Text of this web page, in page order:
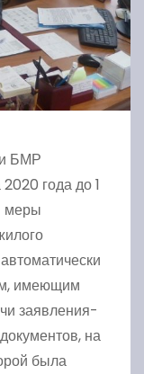
БМР
года до 1
меры
имеющим
заявления-
на
была